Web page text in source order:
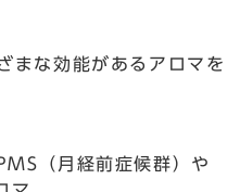
まな効能があるアロマを
（月経前症候群）や